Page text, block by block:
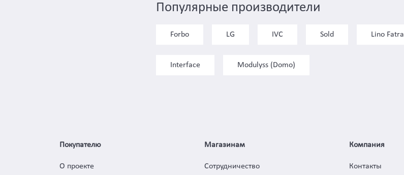
Популярные производители
Forbo LG IVC Sold Lino Fatra
Interface Modulyss (Domo)
Покупателю
О проекте
Магазинам
Сотрудничество
Компания
Контакты